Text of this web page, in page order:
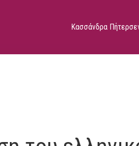
Κασσάνδρα